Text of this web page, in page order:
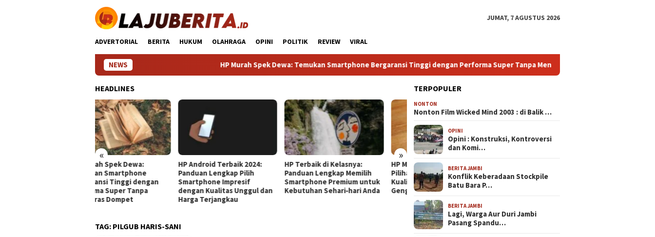
JUMAT, 7 AGUSTUS 2026
ADVERTORIAL BERITA HUKUM OLAHRAGA OPINI POLITIK REVIEW VIRAL
NEWS HP Murah Spek Dewa: Temukan Smartphone Bergaransi Tinggi dengan Performa Super Tanpa Menguras Dompet
HEADLINES
« »
HP Android Terbaik 2024:
Panduan Lengkap Pilih
Smartphone Impresif
dengan Kualitas Unggul dan
Harga Terjangkau
HP Terbaik di Kelasnya:
Panduan Lengkap Memilih
Smartphone Premium untuk
Kebutuhan Sehari‑hari Anda
HP Mirip iPhone Kameranya:
Pilihan Terbaik untuk Foto
Kualitas Profesional di
Genggaman Anda
HP Gaming 120 FPS: Pilihan
Terbaik untuk Pengalaman
Gaming Super Halus dan
Tanpa Lag
Temukan Smartphone
Bergaransi Tinggi dengan
TAG: PILGUB HARIS-SANI
TERPOPULER
NONTON
Nonton Film Wicked Mind 2003 : di Balik …
OPINI
Opini : Konstruksi, Kontroversi
dan Komi…
BERITA JAMBI
Konflik Keberadaan Stockpile
Batu Bara P…
BERITA JAMBI
Lagi, Warga Aur Duri Jambi
Pasang Spandu…